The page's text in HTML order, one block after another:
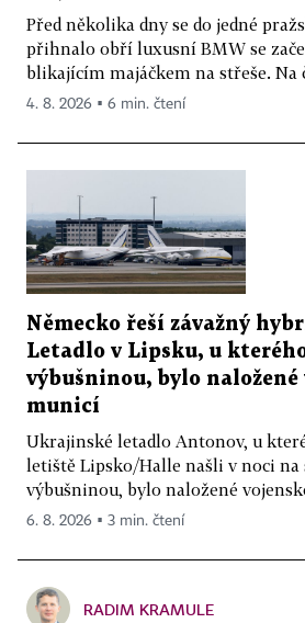
Před několika dny se do jedné
přihnalo obří luxusní BMW se
blikajícím majáčkem na střeše. Na
4. 8. 2026 ▪ 6 min. čtení
Německo řeší závažný
Letadlo v Lipsku, u
výbušninou, bylo naložené
municí
Ukrajinské letadlo Antonov, u
letiště Lipsko/Halle našli v noci na
výbušninou, bylo naložené
6. 8. 2026 ▪ 3 min. čtení
RADIM KRAMULE